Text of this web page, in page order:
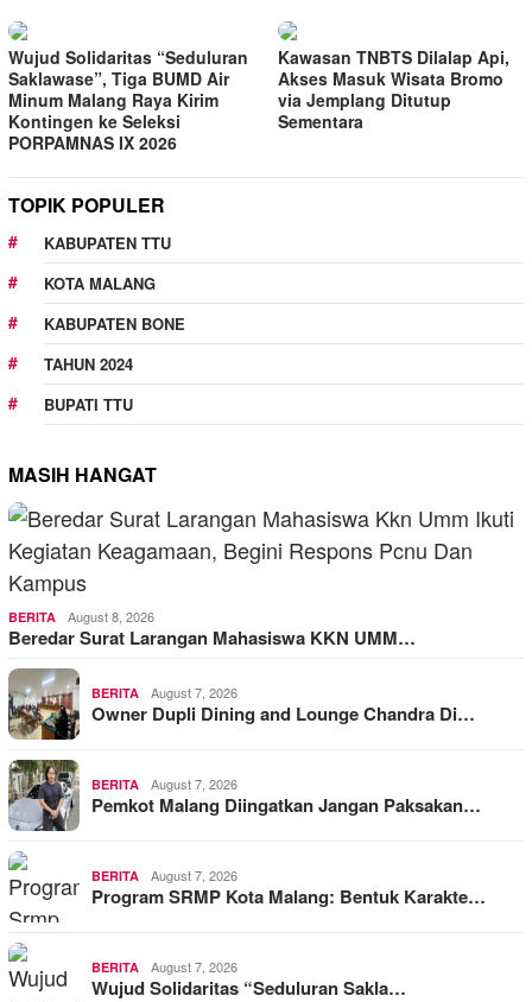
Wujud Solidaritas “Seduluran
Saklawase”, Tiga BUMD Air
Minum Malang Raya Kirim
Kontingen ke Seleksi
PORPAMNAS IX 2026
Kawasan TNBTS Dilalap Api,
Akses Masuk Wisata Bromo
via Jemplang Ditutup
Sementara
TOPIK POPULER
KABUPATEN TTU
KOTA MALANG
KABUPATEN BONE
TAHUN 2024
BUPATI TTU
MASIH HANGAT
BERITA August 8, 2026
Beredar Surat Larangan Mahasiswa KKN UMM…
BERITA August 7, 2026
Owner Dupli Dining and Lounge Chandra Di…
BERITA August 7, 2026
Pemkot Malang Diingatkan Jangan Paksakan…
BERITA August 7, 2026
Program SRMP Kota Malang: Bentuk Karakte…
BERITA August 7, 2026
Wujud Solidaritas “Seduluran Sakla…